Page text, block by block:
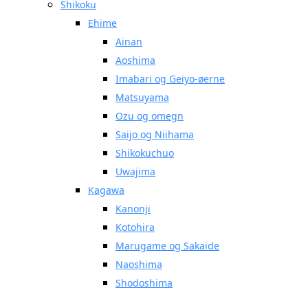
Shikoku
Ehime
Ainan
Aoshima
Imabari og Geiyo-øerne
Matsuyama
Ozu og omegn
Saijo og Niihama
Shikokuchuo
Uwajima
Kagawa
Kanonji
Kotohira
Marugame og Sakaide
Naoshima
Shodoshima